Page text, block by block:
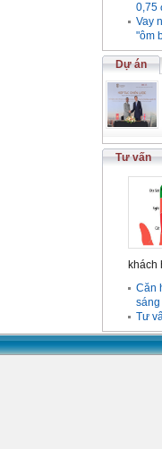
0,75
Vay
"ôm
Dự án
Tư vấn
khách
Căn
Tư